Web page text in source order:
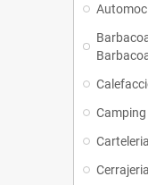
Camping
Carteleria
Cerrajeria